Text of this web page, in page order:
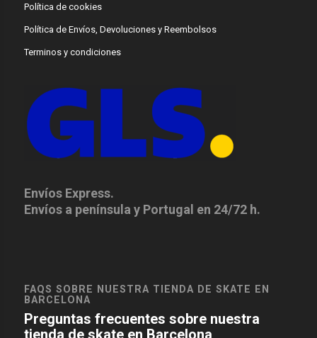
Política de cookies
Política de Envíos, Devoluciones y Reembolsos
Terminos y condiciones
Envíos Express.
Envíos a península y Portugal en 24/72 h.
FAQS SOBRE NUESTRA TIENDA DE SKATE EN
BARCELONA
Preguntas frecuentes sobre nuestra
tienda de skate en Barcelona